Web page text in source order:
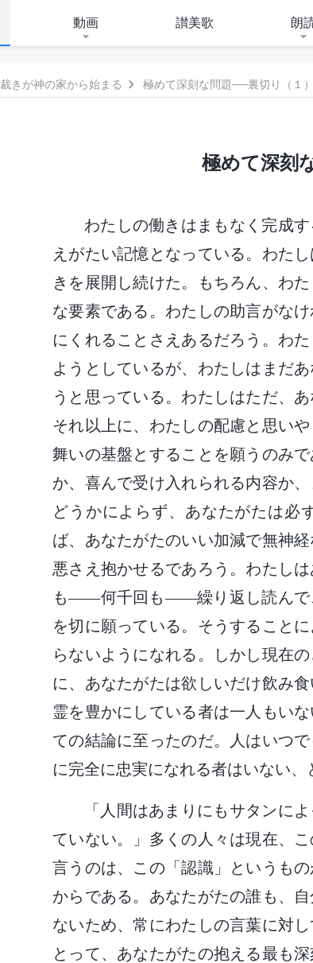
動画 讃美歌 朗
裁きが神の家から始まる 極めて深刻な問題──裏切り（１）
極めて深刻
わたしの働きはまもなく完成
えがたい記憶となっている。わた
きを展開し続けた。もちろん、わ
な要素である。わたしの助言がな
にくれることさえあるだろう。わ
ようとしているが、わたしはまだ
うと思っている。わたしはただ、
それ以上に、わたしの配慮と思い
舞いの基盤とすることを願うのみ
か、喜んで受け入れられる内容か
どうかによらず、あなたがたは必
ば、あなたがたのいい加減で無神
悪さえ抱かせるであろう。わたし
も――何千回も――繰り返し読んで
を切に願っている。そうすること
らないようになれる。しかし現在
に、あなたがたは欲しいだけ飲み
霊を豊かにしている者は一人もい
ての結論に至ったのだ。人はいつ
に完全に忠実になれる者はいない、
「人間はあまりにもサタンに
ていない。」多くの人々は現在、
言うのは、この「認識」というも
からである。あなたがたの誰も、
ないため、常にわたしの言葉に対
とって、あなたがたの抱える最も